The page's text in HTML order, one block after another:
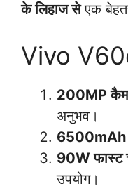
के लिहाज सेएक
Vivo
200MP
अनुभव।
6500mAh
90W फास्ट
उपयोग।